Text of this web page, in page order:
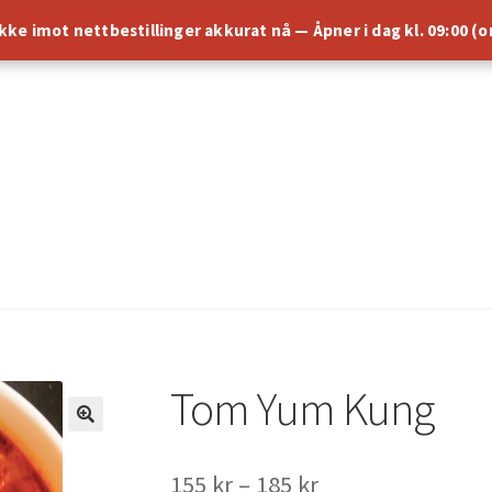
imot nettbestillinger akkurat nå — Åpner i dag kl. 09:00
Tom Yum Kung
155 kr – 185 krPrisområde: